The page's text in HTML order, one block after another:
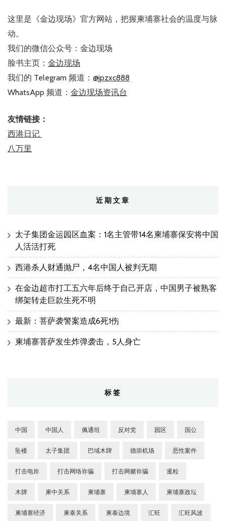
这里是《金边现场》官方网站，把握柬埔寨社会的温度与脉
动。
我们的微信公众号：金边现场
脸书主页： 金边现场
我们的 Telegram 频道： @jpzxc888
WhatsApp 频道： 金边现场资讯台
友情链接：
西港日记
八万里
近期文章
太子集团金运园区血案：1名主管带14名柬埔寨保安将中国
人活活打死
西港杀人财通抛尸，4名中国人被判无期
在金边超市打工五六年后终于自己开店，中国男子被熟客
绑架转走巨款生死不明
最新：菩萨袭警案造成6死1伤
柬埔寨菩萨发生炸弹袭击，5人身亡
标签
中国 中国人 佩通坦 反对党 园区 国公
坠楼 太子集团 巴域木牌 德崇机场 恶性案件
打击电诈 打击网络诈骗 打击网赌诈骗 暹粒
木牌 柬中关系 柬埔寨 柬埔寨人 柬埔寨政坛
柬埔寨经济 柬泰关系 柬泰边境 汇旺 汇旺风波